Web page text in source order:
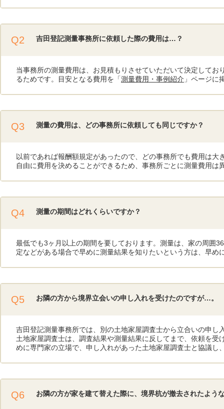
Q2 吉田登記測量事務所に依頼した際の費用は…？
当事務所の測量費用は、お見積もりさせていただいて決定して
るためです。目安となる費用を「測量費用・事例紹介 」ページに
Q3 測量の費用は、どの事務所に依頼しても同じですか？
以前であれば報酬額規定があったので、どの事務所でも費用は
自由に費用を決めることができるため、事務所ごとに測量費用は
Q4 測量の期間はどれくらいですか？
最低でも3ヶ月以上の期間を要しております。測量は、家の周囲
定などがある場合で早めに測量結果を知りたいという方は、早め
Q5 お隣の方から境界立会いの申し入れを受けたのですが…。
吉田登記測量事務所では、別の土地家屋調査士から立合いの申し
土地家屋調査士は、調査結果や測量結果に反してまで、依頼を
めに専門家の立場で、申し入れがあった土地家屋調査士と協議
Q6 お隣の方が家を建て替えた際に、境界杭が撤去されたよう